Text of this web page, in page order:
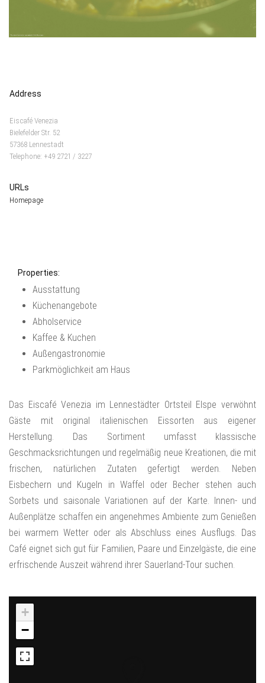
Address
Eiscafé Venezia
Bielefelder Str. 52
57368 Lennestadt
Telephone: +49 2721 / 3227
URLs
Homepage
Properties:
Ausstattung
Küchenangebote
Abholservice
Kaffee & Kuchen
Außengastronomie
Parkmöglichkeit am Haus
Das Eiscafé Venezia im Lennestädter Ortsteil Elspe verwöhnt
Gäste mit original italienischen Eissorten aus eigener
Herstellung. Das Sortiment umfasst klassische
Geschmacksrichtungen und regelmäßig neue Kreationen, die mit
frischen, natürlichen Zutaten gefertigt werden. Neben
Eisbechern und Kugeln in Waffel oder Becher stehen auch
Sorbets und saisonale Variationen auf der Karte. Innen- und
Außenplätze schaffen ein angenehmes Ambiente zum Genießen
bei warmem Wetter oder als Abschluss eines Ausflugs. Das
Café eignet sich gut für Familien, Paare und Einzelgäste, die eine
erfrischende Auszeit während ihrer Sauerland‑Tour suchen.
+
−